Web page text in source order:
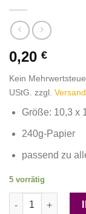
0,20 €
Kein
UStG. zzgl.
Größe: 10,3 x
240g-Papier
passend zu
5 vorrätig
Klappkarte